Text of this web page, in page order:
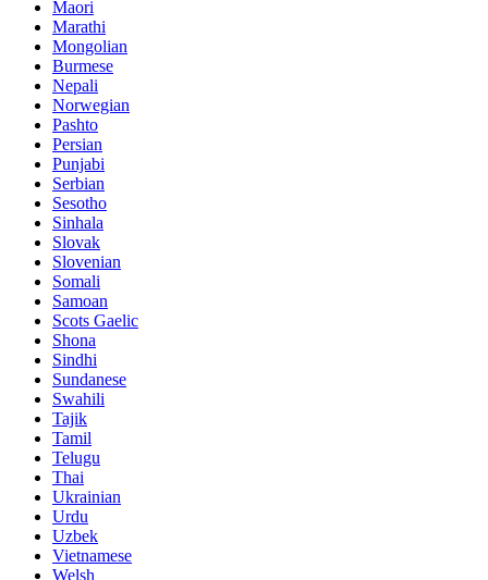
Maori
Marathi
Mongolian
Burmese
Nepali
Norwegian
Pashto
Persian
Punjabi
Serbian
Sesotho
Sinhala
Slovak
Slovenian
Somali
Samoan
Scots Gaelic
Shona
Sindhi
Sundanese
Swahili
Tajik
Tamil
Telugu
Thai
Ukrainian
Urdu
Uzbek
Vietnamese
Welsh